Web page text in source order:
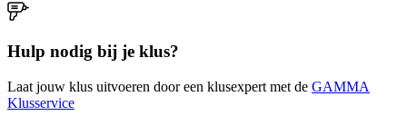
Hulp nodig bij je klus?
Laat jouw klus uitvoeren door een klusexpert met de GAMMA
Klusservice